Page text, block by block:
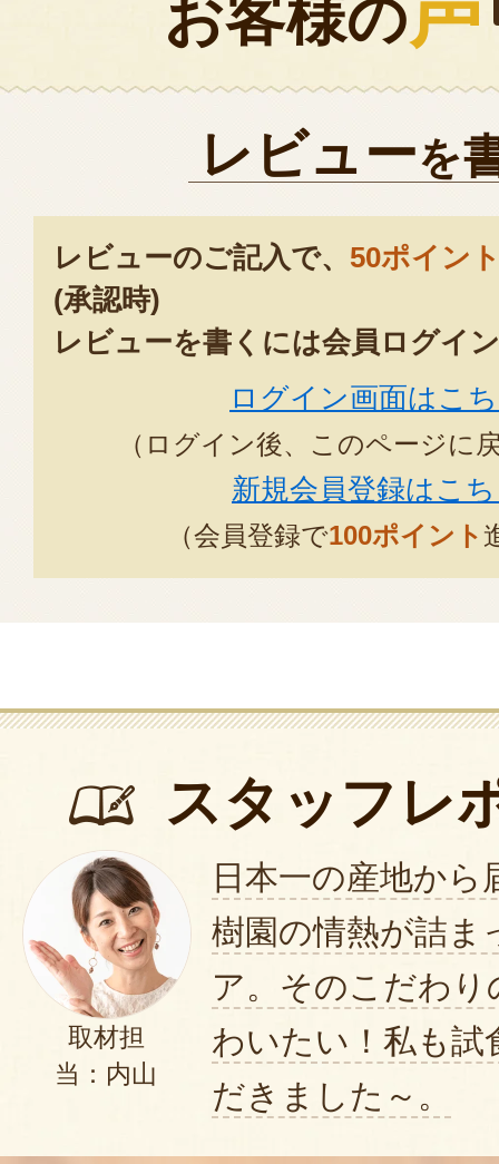
お客様の
レビューを
レビューのご記入で、 50ポイン
(承認時)
レビューを書くには会員ログイ
ログイン画面はこ
（ログイン後、このページに
新規会員登録はこ
（会員登録で100ポイント
スタッフレ
取材担
当：内山
日本一の産地から
樹園の情熱が詰ま
ア。そのこだわ
わいたい！私も試
だきました～。